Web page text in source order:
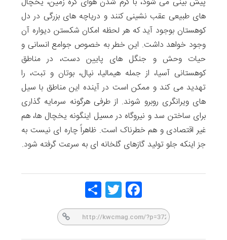
های طبیعی عقب نشینی کنند و دریاچه های بزرگی در دل
کوهستان بوجود آید که هر لحظه امکان شکستن دیواره آن
وجود خواهد داشت. این خطر به خصوص جوامع انسانی و
حیات وحش و جنگل های پایین دست، در مناطق
کوهستانی آسیا، از جمله هیمالیا، نپال، بوتان و تبت، را
تهدید می کند و ممکن است در آینده این مناطق با سیل
های ویرانگری روبرو شوند. از طرفی هرگونه سرمایه گذاری
برای ساختن سد و نیروگاه در مسیل اینگونه یخچال ها، هم
غیر اقتصادی و هم خطرناک است. ظاهراً چاره ای نیست به
جز اینکه جلو تولید گازهای گلخانه ای به سرعت گرفته شود.
Face
book
Twitt
er